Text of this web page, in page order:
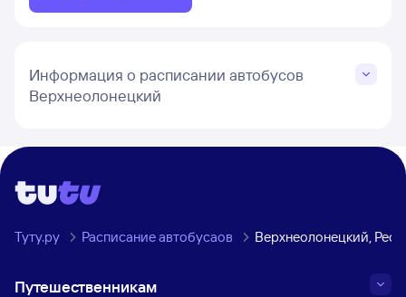
Информация о расписании автобусов
Верхнеолонецкий
Туту.ру Расписание автобусаов Верхнеолонецкий,
Путешественникам